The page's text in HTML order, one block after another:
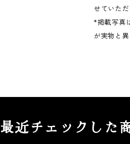
せていた
*掲載写真
が実物と
最近チェックした